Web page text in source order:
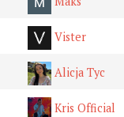
Vister
Alicja Tyc
Kris Official